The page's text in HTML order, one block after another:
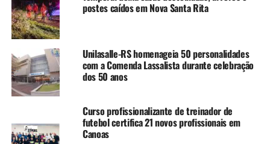
equilibrado e solidário.
Afinal, alimentar-se bem é
um ato de cuidado consigo,
com o outro e com o
planeta”, destaca a
nutricionista da Unidade,
postes caídos em Nova Santa Rita
Unilasalle-RS homenageia 50 personalidades
com a Comenda Lassalista durante celebração
dos 50 anos
Curso profissionalizante de treinador de
futebol certifica 21 novos profissionais em
Canoas